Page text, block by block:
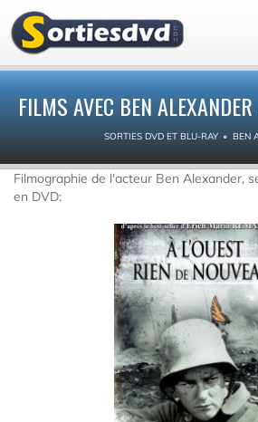
FILMS AVEC BEN
SORTIES DVD ET BLU-RAY BEN
Filmographie de l'acteur Ben Alexander,
en DVD: